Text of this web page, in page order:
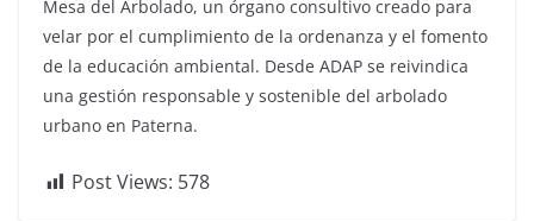
Mesa del Arbolado, un órgano consultivo creado para
velar por el cumplimiento de la ordenanza y el fomento
de la educación ambiental. Desde ADAP se reivindica
una gestión responsable y sostenible del arbolado
urbano en Paterna.
Post Views: 578